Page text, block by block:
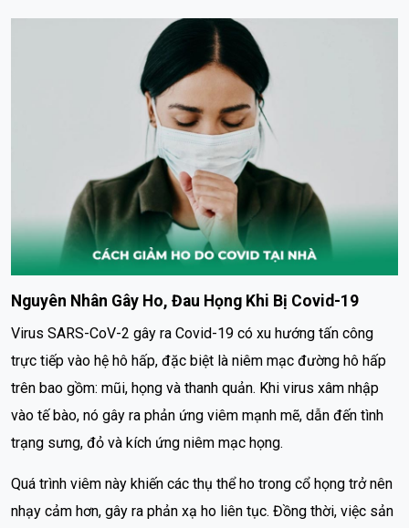
Nguyên Nhân Gây Ho, Đau Họng Khi Bị Covid-19
Virus SARS-CoV-2 gây ra Covid-19 có xu hướng tấn công
trực tiếp vào hệ hô hấp, đặc biệt là niêm mạc đường hô hấp
trên bao gồm: mũi, họng và thanh quản. Khi virus xâm nhập
vào tế bào, nó gây ra phản ứng viêm mạnh mẽ, dẫn đến tình
trạng sưng, đỏ và kích ứng niêm mạc họng.
Quá trình viêm này khiến các thụ thể ho trong cổ họng trở nên
nhạy cảm hơn, gây ra phản xạ ho liên tục. Đồng thời, việc sản